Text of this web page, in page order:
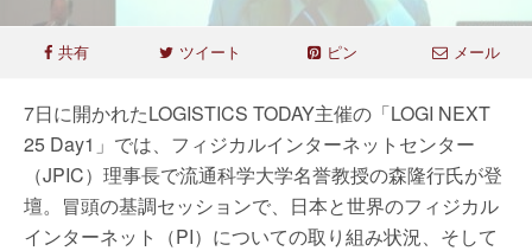
共有 ツイート ピン メール
7日に開かれたLOGISTICS TODAY主催の「LOGI NEXT
25 Day1」では、フィジカルインターネットセンター
（JPIC）理事長で流通科学大学名誉教授の森隆行氏が登
壇。冒頭の基調セッションで、日本と世界のフィジカル
インターネット（PI）についての取り組み状況、そして